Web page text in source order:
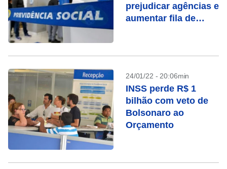
prejudicar agências e
aumentar fila de
24/01/22 - 20:06min
INSS perde R$ 1
bilhão com veto de
Bolsonaro ao
Orçamento